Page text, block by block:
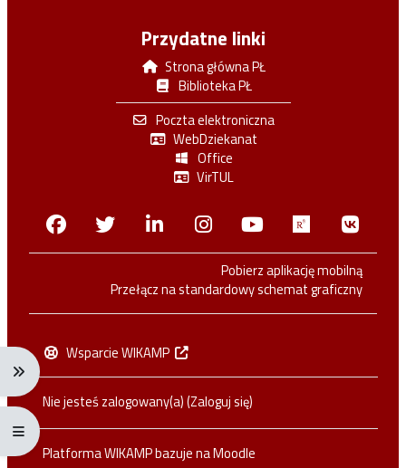
Rozwiń menu nawigacji: Ctrl + Alt + →
Rozwiń menu pełnoekranowe: Ctrl + Alt + f
Przydatne linki
Strona główna PŁ
Biblioteka PŁ
Poczta elektroniczna
WebDziekanat
Office
VirTUL
FacebookTwitterLinkedinInstagram
Youtube
Pobierz aplikację mobilną
Przełącz na standardowy schemat graficzny
Wsparcie WIKAMP
Nie jesteś zalogowany(a) (Zaloguj się)
Platforma WIKAMP bazuje naMoodle